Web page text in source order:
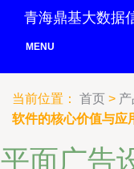
青海鼎基大数据
MENU
当前位置： 首页 >
软件的核心价值与应
平面广告